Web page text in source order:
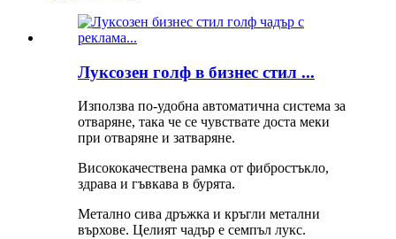
Луксозен голф в бизнес стил ...
Използва по-удобна автоматична система за
отваряне, така че се чувствате доста меки
при отваряне и затваряне.
Висококачествена рамка от фибростъкло,
здрава и гъвкава в бурята.
Метално сива дръжка и кръгли метални
върхове. Целият чадър е семпъл лукс.